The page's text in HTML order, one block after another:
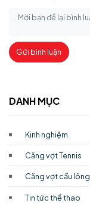
Gửi bình luận
DANH MỤC
Kinh nghiệm
Căng vợt Tennis
Căng vợt cầu lông
Tin tức thể thao